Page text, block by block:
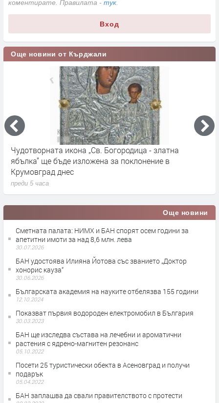
коментирате. Правилата - тук
Вход
Още новини от Кърджали
Чудотворната икона „Св. Богородица - златна
ябълка” ще бъде изложена за поклонение в
Крумовград днес
преди 5 часа
Още новини
Сметната палата: НИМХ и БАН спорят осем години за
апетитни имоти за над 8,6 млн. лева
30.07.2026
БАН удостоява Илияна Йотова със званието „Доктор
хонорис кауза“
30.06.2026
Българската академия на науките отбелязва 155 години
12.10.2024
Показват първия водороден електромобил в България
30.03.2023
БАН ще изследва състава на лечебни и ароматични
растения с ядрено-магнитен резонанс
05.10.2022
Посети 25 туристически обекта в Асеновград и получи
подарък
05.04.2022
БАН заплашва да свали правителството с протести